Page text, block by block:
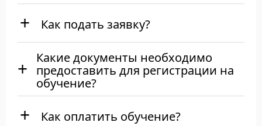
Как подать заявку?
Какие документы необходимо
предоставить для регистрации на
обучение?
Как оплатить обучение?